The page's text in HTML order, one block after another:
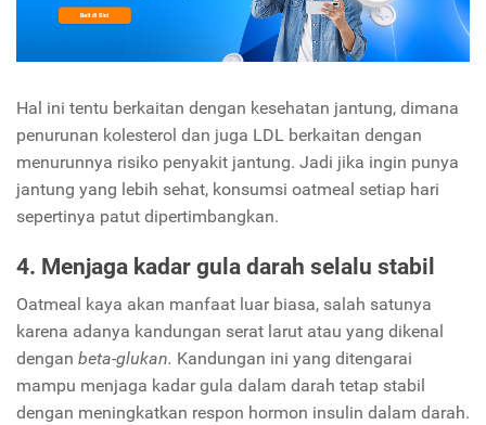
Hal ini tentu berkaitan dengan kesehatan jantung, dimana
penurunan kolesterol dan juga LDL berkaitan dengan
menurunnya risiko penyakit jantung. Jadi jika ingin punya
jantung yang lebih sehat, konsumsi oatmeal setiap hari
sepertinya patut dipertimbangkan.
4. Menjaga kadar gula darah selalu stabil
Oatmeal kaya akan manfaat luar biasa, salah satunya
karena adanya kandungan serat larut atau yang dikenal
dengan beta-glukan. Kandungan ini yang ditengarai
mampu menjaga kadar gula dalam darah tetap stabil
dengan meningkatkan respon hormon insulin dalam darah.